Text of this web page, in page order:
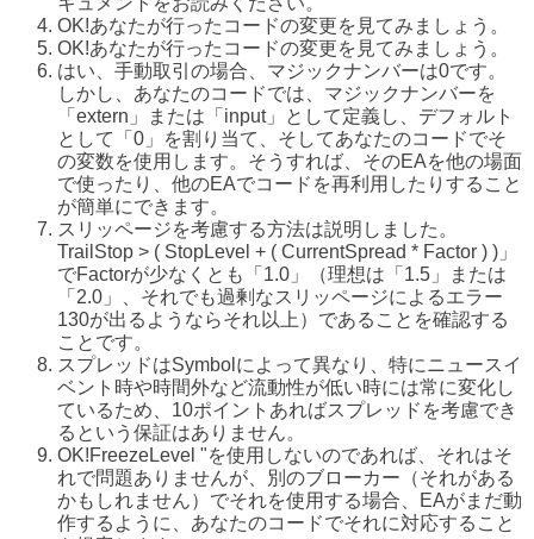
OK!あなたが行ったコードの変更を見てみましょう。
OK!あなたが行ったコードの変更を見てみましょう。
はい、手動取引の場合、マジックナンバーは0です。
しかし、あなたのコードでは、マジックナンバーを
「extern」または「input」として定義し、デフォルト
として「0」を割り当て、そしてあなたのコードでそ
の変数を使用します。そうすれば、そのEAを他の場面
で使ったり、他のEAでコードを再利用したりすること
が簡単にできます。
スリッページを考慮する方法は説明しました。
TrailStop > ( StopLevel + ( CurrentSpread * Factor ) )」
でFactorが少なくとも「1.0」（理想は「1.5」または
「2.0」、それでも過剰なスリッページによるエラー
130が出るようならそれ以上）であることを確認する
ことです。
スプレッドはSymbolによって異なり、特にニュースイ
ベント時や時間外など流動性が低い時には常に変化し
ているため、10ポイントあればスプレッドを考慮でき
るという保証はありません。
OK!FreezeLevel "を使用しないのであれば、それはそ
れで問題ありませんが、別のブローカー（それがある
かもしれません）でそれを使用する場合、EAがまだ動
作するように、あなたのコードでそれに対応すること